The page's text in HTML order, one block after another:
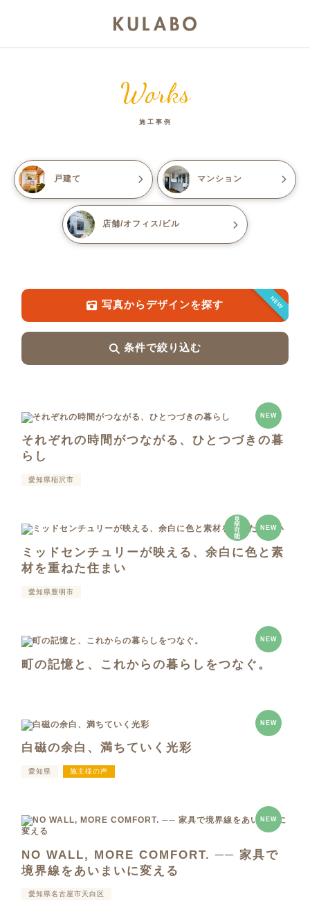
Works
施工事例
戸建て マンション
店舗/オフィス/ビル
NEW
写真からデザインを探す
条件で絞り込む
NEW
それぞれの時間がつながる、ひとつづきの暮
らし
愛知県稲沢市
見
学
可
能
NEW
ミッドセンチュリーが映える、余白に色と素
材を重ねた住まい
愛知県豊明市
NEW
町の記憶と、これからの暮らしをつなぐ。
NEW
白磁の余白、満ちていく光彩
愛知県 施主様の声
NEW
NO WALL, MORE COMFORT. ── 家具で
境界線をあいまいに変える
愛知県名古屋市天白区